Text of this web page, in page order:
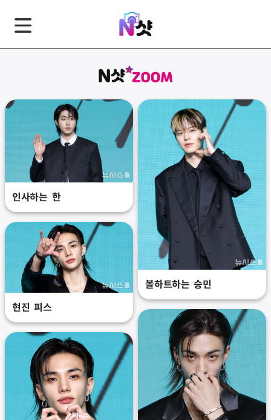
가
기
가
기
인사하는 한
볼하트하는 승민
현진 피스